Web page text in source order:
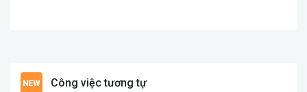
Công việc tương tự